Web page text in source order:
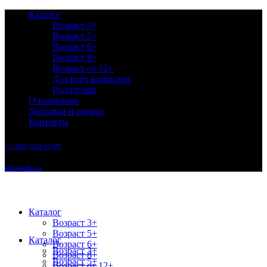
Каталог
Возраст 3+
Возраст 5+
Возраст 6+
Возраст 8+
Возраст от 12+
Для всех возрастов
Родителям
О компании
Доставка и оплата
Контакты
+7 (999) 999-99-99
info@info.ru
Каталог
Возраст 3+
Возраст 5+
Возраст 6+
Возраст 8+
Каталог
Возраст 3+
Возраст 5+